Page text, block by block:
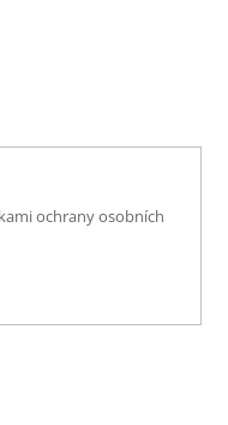
ochrany osobních